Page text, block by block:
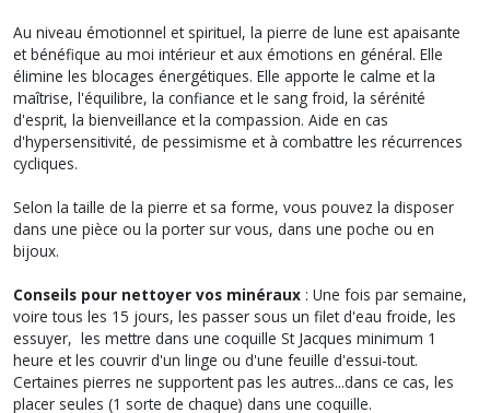
Au niveau émotionnel et spirituel, la pierre de lune est apaisante
et bénéfique au moi intérieur et aux émotions en général. Elle
élimine les blocages énergétiques. Elle apporte le calme et la
maîtrise, l'équilibre, la confiance et le sang froid, la sérénité
d'esprit, la bienveillance et la compassion. Aide en cas
d'hypersensitivité, de pessimisme et à combattre les récurrences
cycliques.
Selon la taille de la pierre et sa forme, vous pouvez la disposer
dans une pièce ou la porter sur vous, dans une poche ou en
bijoux.
Conseils pour nettoyer vos minéraux : Une fois par semaine,
voire tous les 15 jours, les passer sous un filet d'eau froide, les
essuyer, les mettre dans une coquille St Jacques minimum 1
heure et les couvrir d'un linge ou d'une feuille d'essui-tout.
Certaines pierres ne supportent pas les autres...dans ce cas, les
placer seules (1 sorte de chaque) dans une coquille.